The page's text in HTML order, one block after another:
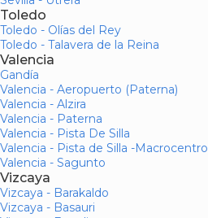
Toledo
Toledo - Olías del Rey
Toledo - Talavera de la Reina
Valencia
Gandía
Valencia - Aeropuerto (Paterna)
Valencia - Alzira
Valencia - Paterna
Valencia - Pista De Silla
Valencia - Pista de Silla -Macrocentro
Valencia - Sagunto
Vizcaya
Vizcaya - Barakaldo
Vizcaya - Basauri